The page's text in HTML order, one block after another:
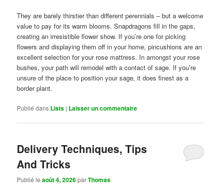
They are barely thirstier than different perennials – but a welcome
value to pay for its warm blooms. Snapdragons fill in the gaps,
creating an irresistible flower show. If you’re one for picking
flowers and displaying them off in your home, pincushions are an
excellent selection for your rose mattress. In amongst your rose
bushes, your path will remodel with a contact of sage. If you’re
unsure of the place to position your sage, it does finest as a
border plant.
Publié dans Lists | Laisser un commentaire
Delivery Techniques, Tips
And Tricks
Publié leaoût 4, 2026parThomas